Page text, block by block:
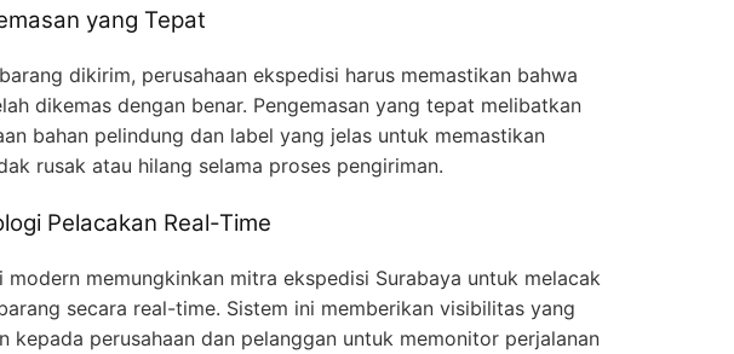
yang Tepat
dikirim, perusahaan ekspedisi harus memastikan bahwa
dikemas dengan benar. Pengemasan yang tepat melibatkan
bahan pelindung dan label yang jelas untuk memastikan
rusak atau hilang selama proses pengiriman.
Pelacakan Real-Time
modern memungkinkan mitra ekspedisi Surabaya untuk melacak
secara real-time. Sistem ini memberikan visibilitas yang
kepada perusahaan dan pelanggan untuk memonitor perjalanan